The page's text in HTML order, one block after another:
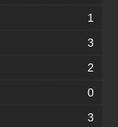
1
3
2
0
3